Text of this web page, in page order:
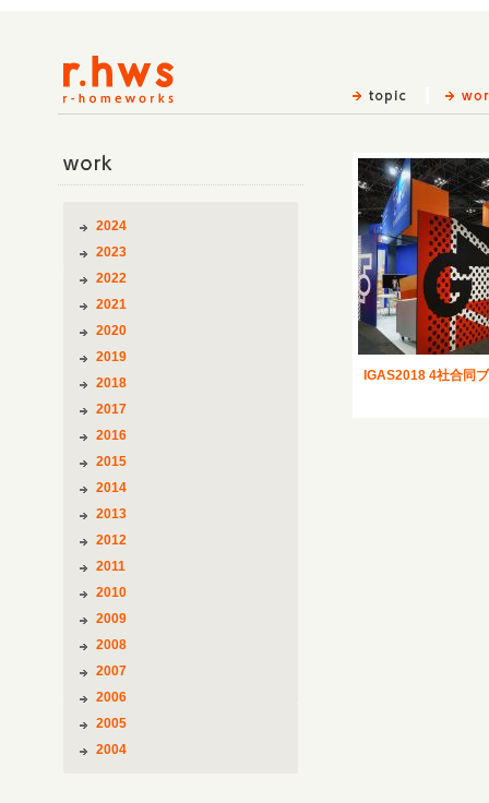
IGAS2018 4社合同
2024
2023
2022
2021
2020
2019
2018
2017
2016
2015
2014
2013
2012
2011
2010
2009
2008
2007
2006
2005
2004